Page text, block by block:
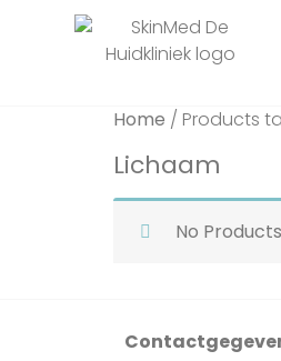
Home / Products
Lichaam
No